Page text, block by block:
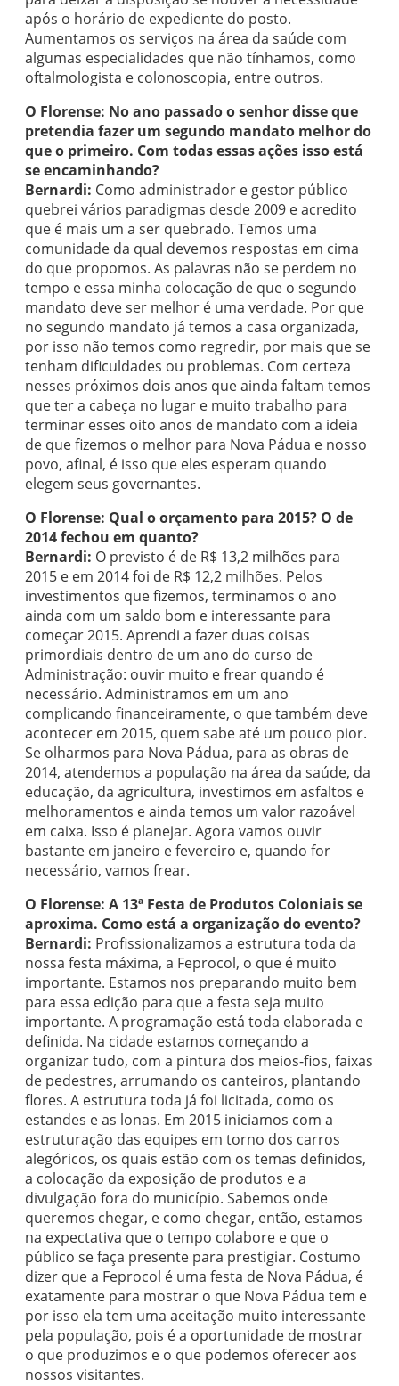
após o horário de expediente do posto.
Aumentamos os serviços na área da saúde com
algumas especialidades que não tínhamos, como
oftalmologista e colonoscopia, entre outros.
O Florense: No ano passado o senhor disse que
pretendia fazer um segundo mandato melhor do
que o primeiro. Com todas essas ações isso está
se encaminhando?
Bernardi: Como administrador e gestor público
quebrei vários paradigmas desde 2009 e acredito
que é mais um a ser quebrado. Temos uma
comunidade da qual devemos respostas em cima
do que propomos. As palavras não se perdem no
tempo e essa minha colocação de que o segundo
mandato deve ser melhor é uma verdade. Por que
no segundo mandato já temos a casa organizada,
por isso não temos como regredir, por mais que se
tenham dificuldades ou problemas. Com certeza
nesses próximos dois anos que ainda faltam temos
que ter a cabeça no lugar e muito trabalho para
terminar esses oito anos de mandato com a ideia
de que fizemos o melhor para Nova Pádua e nosso
povo, afinal, é isso que eles esperam quando
elegem seus governantes.
O Florense: Qual o orçamento para 2015? O de
2014 fechou em quanto?
Bernardi: O previsto é de R$ 13,2 milhões para
2015 e em 2014 foi de R$ 12,2 milhões. Pelos
investimentos que fizemos, terminamos o ano
ainda com um saldo bom e interessante para
começar 2015. Aprendi a fazer duas coisas
primordiais dentro de um ano do curso de
Administração: ouvir muito e frear quando é
necessário. Administramos em um ano
complicando financeiramente, o que também deve
acontecer em 2015, quem sabe até um pouco pior.
Se olharmos para Nova Pádua, para as obras de
2014, atendemos a população na área da saúde, da
educação, da agricultura, investimos em asfaltos e
melhoramentos e ainda temos um valor razoável
em caixa. Isso é planejar. Agora vamos ouvir
bastante em janeiro e fevereiro e, quando for
necessário, vamos frear.
O Florense: A 13ª Festa de Produtos Coloniais se
aproxima. Como está a organização do evento?
Bernardi: Profissionalizamos a estrutura toda da
nossa festa máxima, a Feprocol, o que é muito
importante. Estamos nos preparando muito bem
para essa edição para que a festa seja muito
importante. A programação está toda elaborada e
definida. Na cidade estamos começando a
organizar tudo, com a pintura dos meios-fios, faixas
de pedestres, arrumando os canteiros, plantando
flores. A estrutura toda já foi licitada, como os
estandes e as lonas. Em 2015 iniciamos com a
estruturação das equipes em torno dos carros
alegóricos, os quais estão com os temas definidos,
a colocação da exposição de produtos e a
divulgação fora do município. Sabemos onde
queremos chegar, e como chegar, então, estamos
na expectativa que o tempo colabore e que o
público se faça presente para prestigiar. Costumo
dizer que a Feprocol é uma festa de Nova Pádua, é
exatamente para mostrar o que Nova Pádua tem e
por isso ela tem uma aceitação muito interessante
pela população, pois é a oportunidade de mostrar
o que produzimos e o que podemos oferecer aos
nossos visitantes.